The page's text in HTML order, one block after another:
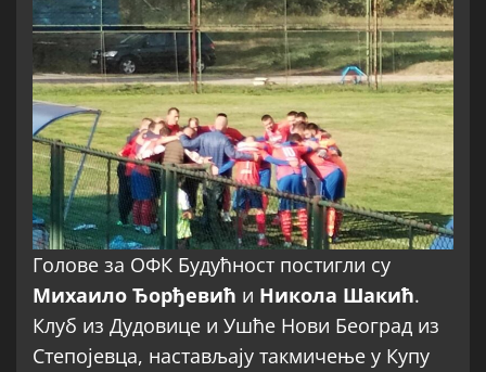
Голове за ОФК Будућност постигли су
Михаило Ђорђевић и Никола Шакић.
Клуб из Дудовице и Ушће Нови Београд из
Степојевца, настављају такмичење у Купу